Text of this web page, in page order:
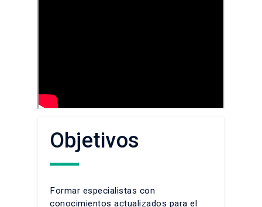
Objetivos
Formar especialistas con
conocimientos actualizados para el